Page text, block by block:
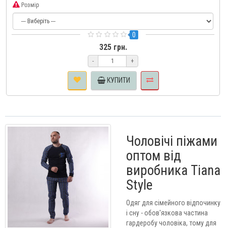
Розмір
0
325 грн.
- +
КУПИТИ
Чоловічі піжами
оптом від
виробника Tiana
Style
Одяг для сімейного відпочинку
і сну - обов'язкова частина
гардеробу чоловіка, тому для